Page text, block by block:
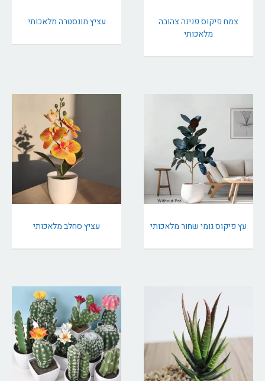
צמח פיקוס פנינה צהובה
מלאכותי
עציץ מונסטרה מלאכותי
עץ פיקוס גומי שחור מלאכותי עציץ סחלב מלאכותי